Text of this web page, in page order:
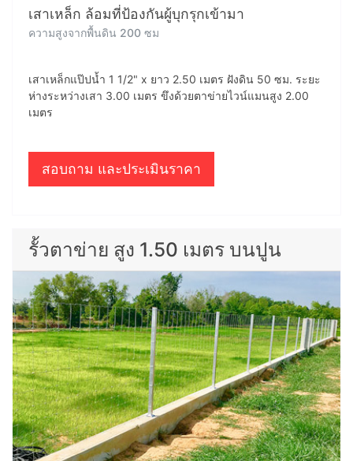
เสาเหล็ก ล้อมที่ป้องกันผู้บุกรุกเข้ามา
ความสูงจากพื้นดิน 200 ซม
เสาเหล็กแป๊ปน้ำ 1 1/2" x ยาว 2.50 เมตร ฝังดิน 50 ซม. ระยะ
ห่างระหว่างเสา 3.00 เมตร ขึงด้วยตาข่ายไวน์แมนสูง 2.00
เมตร
สอบถาม และประเมินราคา
รั้วตาข่าย สูง 1.50 เมตร บนปูน